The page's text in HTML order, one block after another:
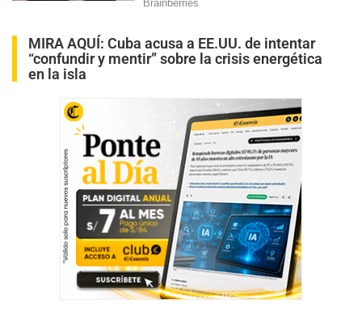
MIRA AQUÍ: Cuba acusa a EE.UU. de intentar
“confundir y mentir” sobre la crisis energética
en la isla